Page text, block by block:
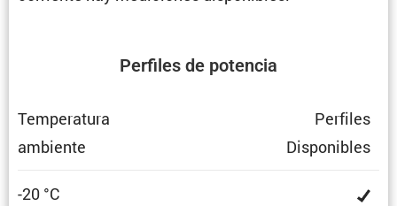
Perfiles de potencia
Tempe­ra­tura
ambiente
Perfiles
Dispo­ni­bles
-20 °C